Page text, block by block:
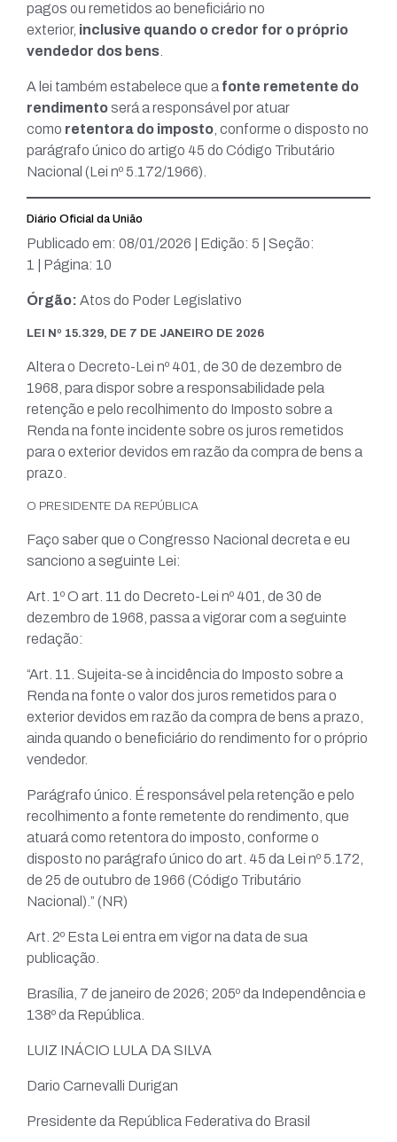
pagos ou remetidos ao beneficiário no
exterior, inclusive quando o credor for o próprio
vendedor dos bens
A lei também estabelece que a fonte remetente do
rendimentoserá a responsável por atuar
como retentora do imposto , conforme o disposto no
parágrafo único do artigo 45 do Código Tributário
Nacional (Lei nº 5.172/1966).
Diário Oficial da União
Publicado em: 08/01/2026 | Edição: 5 | Seção:
1 | Página: 10
Órgão: Atos do Poder Legislativo
LEI Nº 15.329, DE 7 DE JANEIRO DE 2026
Altera o Decreto-Lei nº 401, de 30 de dezembro de
1968, para dispor sobre a responsabilidade pela
retenção e pelo recolhimento do Imposto sobre a
Renda na fonte incidente sobre os juros remetidos
para o exterior devidos em razão da compra de bens a
prazo.
O PRESIDENTE DA REPÚBLICA
Faço saber que o Congresso Nacional decreta e eu
sanciono a seguinte Lei:
Art. 1º O art. 11 do Decreto-Lei nº 401, de 30 de
dezembro de 1968, passa a vigorar com a seguinte
redação:
“Art. 11. Sujeita-se à incidência do Imposto sobre a
Renda na fonte o valor dos juros remetidos para o
exterior devidos em razão da compra de bens a prazo,
ainda quando o beneficiário do rendimento for o próprio
vendedor.
Parágrafo único. É responsável pela retenção e pelo
recolhimento a fonte remetente do rendimento, que
atuará como retentora do imposto, conforme o
disposto no parágrafo único do art. 45 da Lei nº 5.172,
de 25 de outubro de 1966 (Código Tributário
Nacional).” (NR)
Art. 2º Esta Lei entra em vigor na data de sua
publicação.
Brasília, 7 de janeiro de 2026; 205º da Independência e
138º da República.
LUIZ INÁCIO LULA DA SILVA
Dario Carnevalli Durigan
Presidente da República Federativa do Brasil